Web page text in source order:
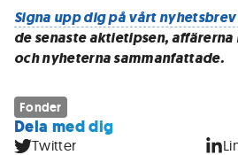
Signa upp dig på vårt nyhetsbrev
de senaste aktietipsen,
och nyheterna sammanfattade.
Fonder
Dela med dig
Twitter